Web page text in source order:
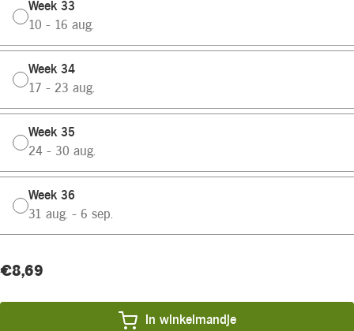
Week 33
10 - 16 aug.
Week 34
17 - 23 aug.
Week 35
24 - 30 aug.
Week 36
31 aug. - 6 sep.
Huidige
Product
€8,69
In winkelmandje